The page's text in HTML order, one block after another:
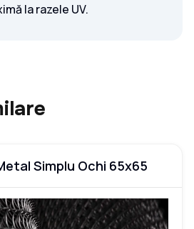
la razele UV.
Simplu Ochi 65x65